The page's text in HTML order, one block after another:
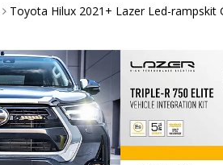
Toyota Hilux 2021+ Lazer Led-rampskit